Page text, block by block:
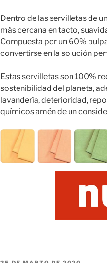
Dentro de las servilletas de
más cercana en tacto,
Compuesta por un 60%
convertirse en la solución
Estas servilletas son 100%
sostenibilidad del planeta,
lavandería, deterioridad,
químicos amén de un